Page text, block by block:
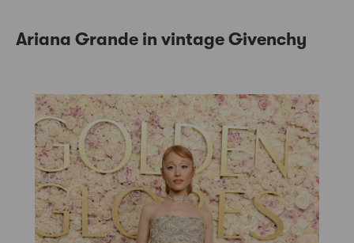
Ariana Grande in vintage Givenchy